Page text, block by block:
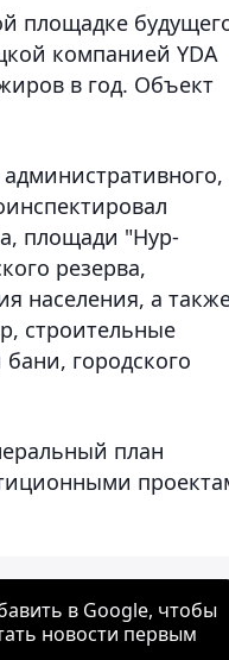
площадке
компанией YDA
в год. Объект
площади "Нур-
резерва,
населения, а
строительные
городского
план
в Google, чтобы
новости первым